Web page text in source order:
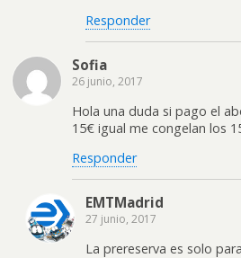
Responder
Sofia
26 junio, 2017
Hola una duda si pago el
15€ igual me congelan los
Responder
EMTMadrid
27 junio, 2017
La prereserva es solo